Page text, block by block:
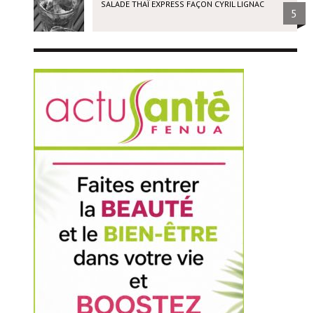
SALADE THAÏ EXPRESS FAÇON CYRIL LIGNAC
5